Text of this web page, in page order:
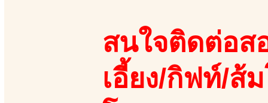
สนใจติดต่อส
เอี้ยง/กิฟท์/ส้